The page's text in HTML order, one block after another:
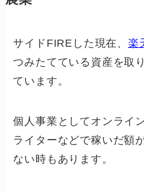
サイドFIREした現在、楽
つみたてている資産を取
ています。
個人事業としてオンライ
ライターなどで稼いだ額
ない時もあります。